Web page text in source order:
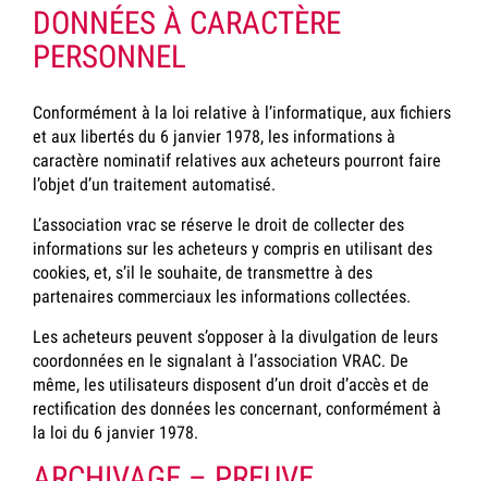
DONNÉES À CARACTÈRE
PERSONNEL
Conformément à la loi relative à l’informatique, aux fichiers
et aux libertés du 6 janvier 1978, les informations à
caractère nominatif relatives aux acheteurs pourront faire
l’objet d’un traitement automatisé.
L’association vrac se réserve le droit de collecter des
informations sur les acheteurs y compris en utilisant des
cookies, et, s’il le souhaite, de transmettre à des
partenaires commerciaux les informations collectées.
Les acheteurs peuvent s’opposer à la divulgation de leurs
coordonnées en le signalant à l’association VRAC. De
même, les utilisateurs disposent d’un droit d’accès et de
rectification des données les concernant, conformément à
la loi du 6 janvier 1978.